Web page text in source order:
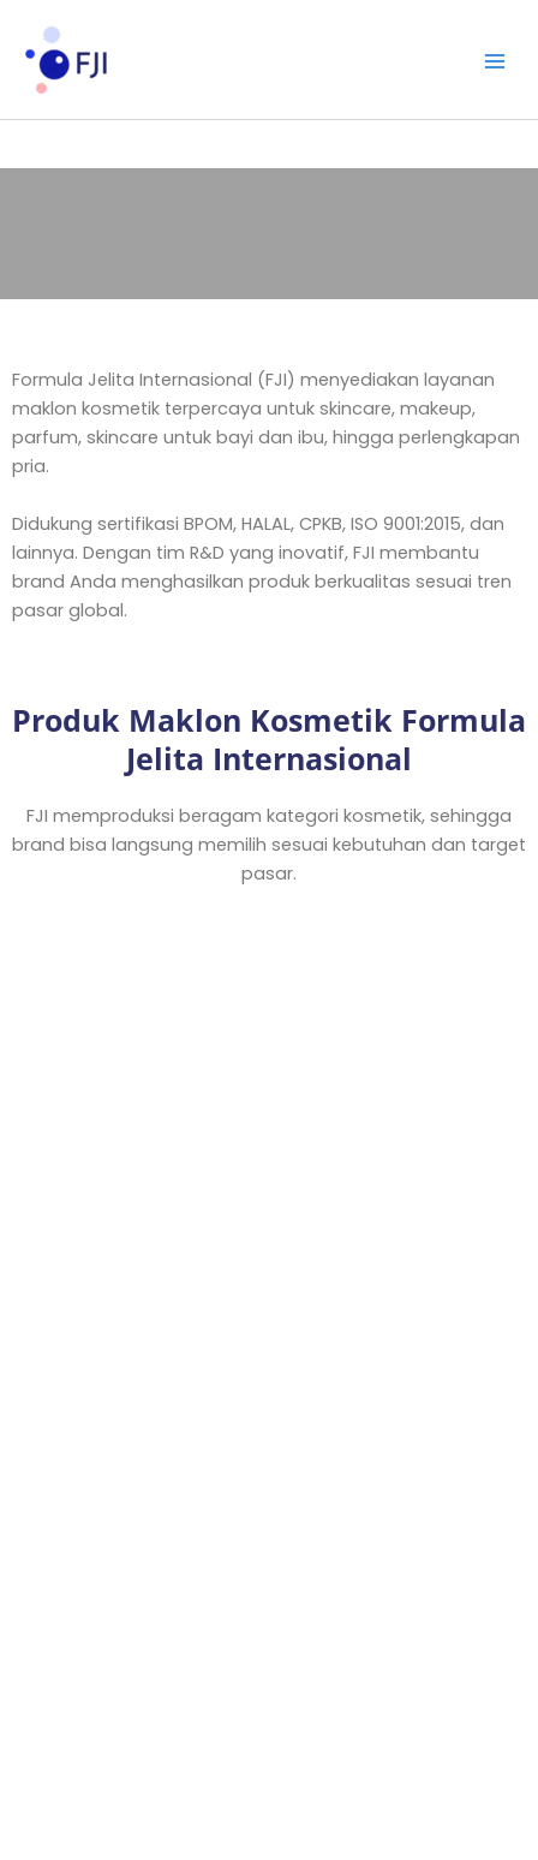
konten
Formula Jelita Internasional (FJI) menyediakan layanan
maklon kosmetik terpercaya untuk skincare, makeup,
parfum, skincare untuk bayi dan ibu, hingga perlengkapan
pria.
Didukung sertifikasi BPOM, HALAL, CPKB, ISO 9001:2015, dan
lainnya. Dengan tim R&D yang inovatif, FJI membantu
brand Anda menghasilkan produk berkualitas sesuai tren
pasar global.
Produk Maklon Kosmetik Formula
Jelita Internasional
FJI memproduksi beragam kategori kosmetik, sehingga
brand bisa langsung memilih sesuai kebutuhan dan target
pasar.